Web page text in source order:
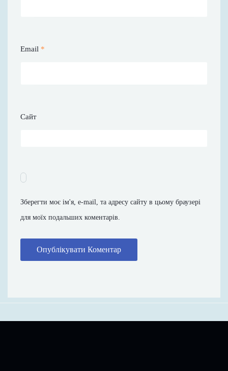
Email *
Сайт
Зберегти моє ім'я, e-mail, та адресу сайту в цьому браузері
для моїх подальших коментарів.